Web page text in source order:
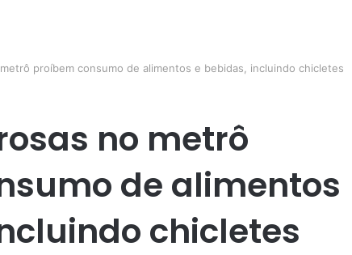
proíbem consumo de alimentos e bebidas, incluindo chicletes
no metrô
de alimentos
chicletes